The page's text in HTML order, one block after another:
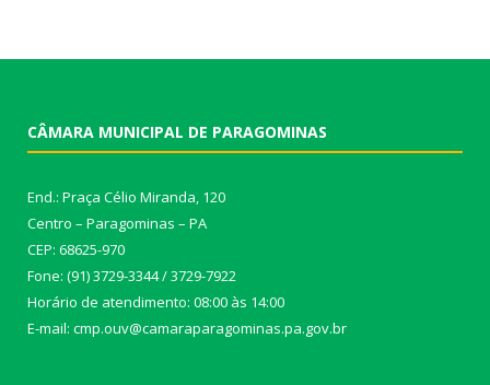
CÂMARA MUNICIPAL DE PARAGOMINAS
End.: Praça Célio Miranda, 120
Centro – Paragominas – PA
CEP: 68625-970
Fone: (91) 3729-3344 / 3729-7922
Horário de atendimento: 08:00 às 14:00
E-mail: cmp.ouv@camaraparagominas.pa.gov.br